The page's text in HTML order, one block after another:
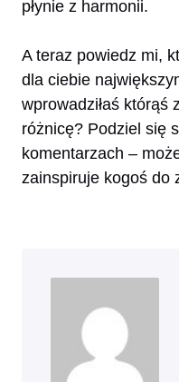
płynie z harmonii.
A teraz powiedz mi,
dla ciebie
wprowadziłaś którąś
różnicę? Podziel się
komentarzach –
zainspiruje kogoś do